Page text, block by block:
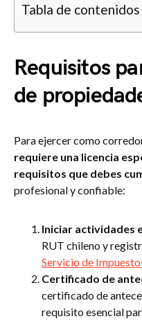
Tabla de contenidos
Requisitos
de
Para ejercer como
requiere una licencia
requisitos que debes
profesional y confiable:
Iniciar actividades
RUT chileno y
Servicio de
Certificado de
certificado de
requisito esencial